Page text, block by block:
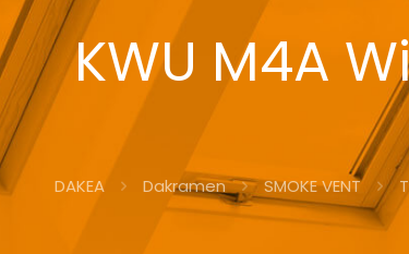
KWU M4A
DAKEA Dakramen SMOKE VENT